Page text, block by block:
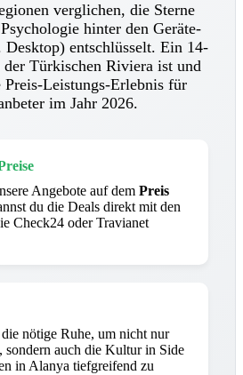
verglichen, die Sterne
hinter den Geräte-
Desktop) entschlüsselt. Ein 14-
Türkischen Riviera ist und
Preis-Leistungs-Erlebnis für
im Jahr 2026.
Angebote auf dem Preis
du die Deals direkt mit den
Check24 oder Travianet
nötige Ruhe, um nicht nur
sondern auch die Kultur in Side
in Alanya tiefgreifend zu